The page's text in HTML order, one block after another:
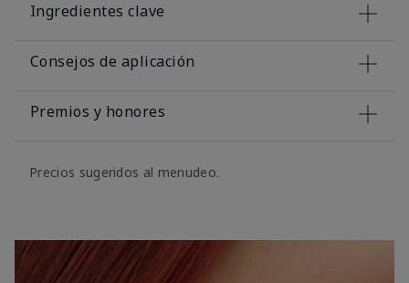
Ingredientes clave
Consejos de aplicación
Premios y honores
Precios sugeridos al menudeo.